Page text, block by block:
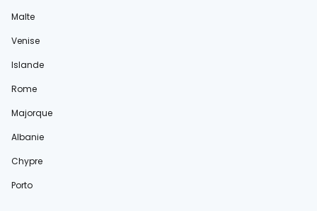
Malte
Venise
Islande
Rome
Majorque
Albanie
Chypre
Porto